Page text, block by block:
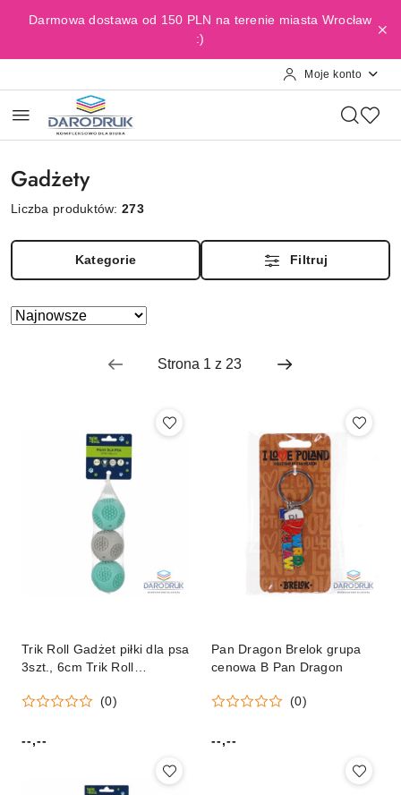
Przejdź do treści głównej
Przejdź do wyszukiwarki
Przejdź do moje konto
Przejdź do menu głównego
Przejdź do stopki
Darmowa dostawa od 150 PLN na terenie miasta Wrocław
:)
Moje konto
Gadżety
Liczba produktów:273
Kategorie Filtruj
Zastosowano sortowanie: Najnowsze.
Sortuj
Trik Roll Gadżet piłki dla psa
3szt., 6cm Trik Roll
(0)
Cena:
--,--
Pan Dragon Brelok grupa
cenowa B Pan Dragon
(0)
Cena:
--,--